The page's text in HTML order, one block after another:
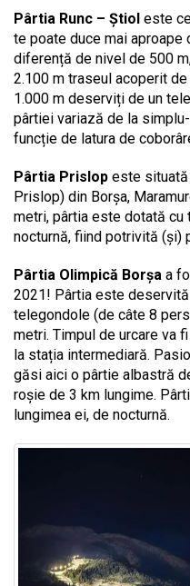
Pârtia Runc – Știol este
te poate duce mai aproape
diferență de nivel de 500
2.100 m traseul acoperit
1.000 m deserviți de un
pârtiei variază de la
funcție de latura de
Pârtia Prislop este situată
Prislop) din Borșa,
metri, pârtia este dotată
nocturnă, fiind potrivită (și)
Pârtia Olimpică Borșa a
2021! Pârtia este
telegondole (de câte 8
metri. Timpul de urcare va
la stația intermediară.
găsi aici o pârtie albastră
roșie de 3 km lungime.
lungimea ei, de nocturnă.